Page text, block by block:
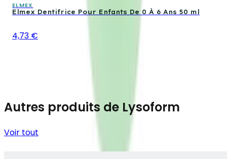
ELMEX
Elmex Dentifrice Pour Enfants De 0 À 6 Ans 50 ml
4,73 €
Autres produits de Lysoform
Voir tout